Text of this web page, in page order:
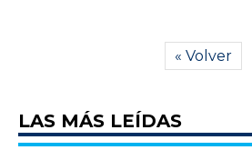
« Volver
LAS MÁS LEÍDAS